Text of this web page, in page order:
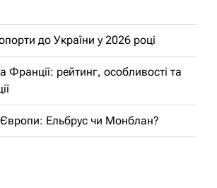
до України у 2026 році
Франції: рейтинг, особливості та
Ельбрус чи Монблан?